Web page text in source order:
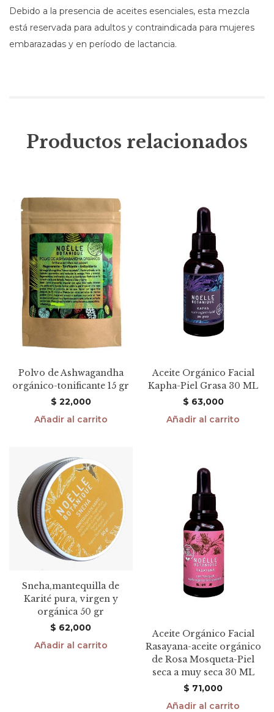
Debido a la presencia de aceites esenciales, esta mezcla
está reservada para adultos y contraindicada para mujeres
embarazadas y en período de lactancia.
Productos relacionados
Polvo de Ashwagandha
orgánico-tonificante 15 gr
$ 22,000
Añadir al carrito
Aceite Orgánico Facial
Kapha-Piel Grasa 30 ML
$ 63,000
Añadir al carrito
Sneha,mantequilla de
Karité pura, virgen y
orgánica 50 gr
$ 62,000
Añadir al carrito
Aceite Orgánico Facial
Rasayana-aceite orgánico
de Rosa Mosqueta-Piel
seca a muy seca 30 ML
$ 71,000
Añadir al carrito